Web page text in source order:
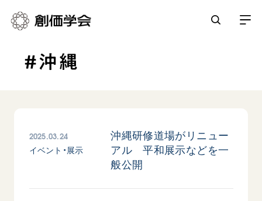
創価学会とは
祈り
御本尊
朝晩の祈り（勤行・唱題）
仏法を学ぶ
平和・文化・教育
核兵器の廃絶に向け連帯を拡大
#沖縄
2025.03.24
イベント・展示
沖縄研修道場がリニュー
アル 平和展示などを一
般公開